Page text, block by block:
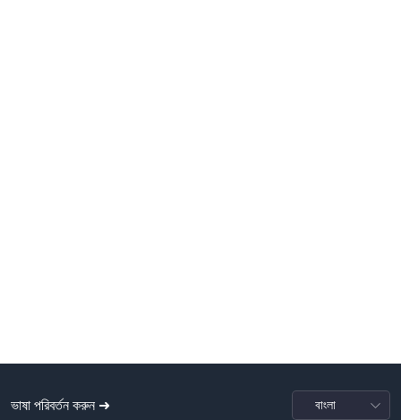
ভাষা পরিবর্তন করুন ➜